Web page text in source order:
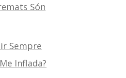
Són
Sempre
Inflada?